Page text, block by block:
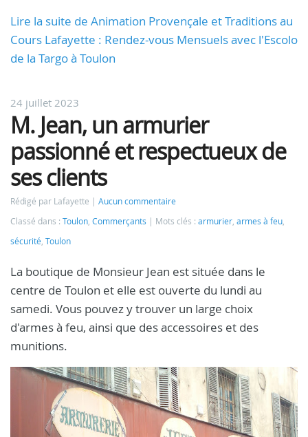
Lire la suite de Animation Provençale et Traditions au
Cours Lafayette : Rendez-vous Mensuels avec l'Escolo
de la Targo à Toulon
24 juillet 2023
M. Jean, un armurier
passionné et respectueux de
ses clients
Rédigé par Lafayette
Aucun commentaire
Classé dans : Toulon, Commerçants Mots clés : armurier, armes à feu,
sécurité, Toulon
La boutique de Monsieur Jean est située dans le
centre de Toulon et elle est ouverte du lundi au
samedi. Vous pouvez y trouver un large choix
d'armes à feu, ainsi que des accessoires et des
munitions.